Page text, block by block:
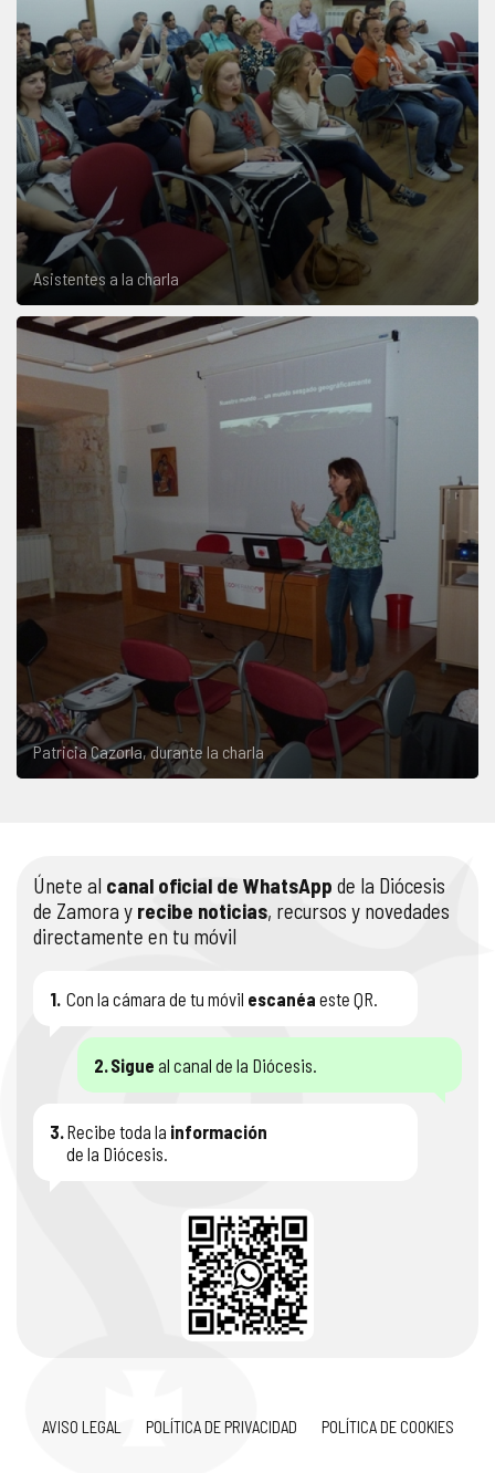
Asistentes a la charla
Patricia Cazorla, durante la charla
Únete al canal oficial de WhatsApp de la Diócesis
de Zamora y recibe noticias, recursos y novedades
directamente en tu móvil
1. Con la cámara de tu móvil escanéa este QR.
2.Sigue al canal de la Diócesis.
3.Recibe toda la información
de la Diócesis.
AVISO LEGAL POLÍTICA DE PRIVACIDAD POLÍTICA DE COOKIES